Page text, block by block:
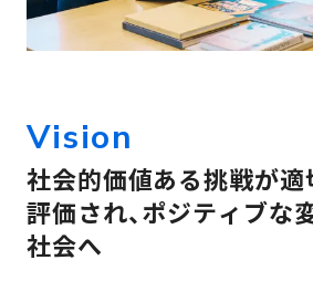
Vision
社会的価値ある挑戦が適
評価され、ポジティ ブな
社会へ